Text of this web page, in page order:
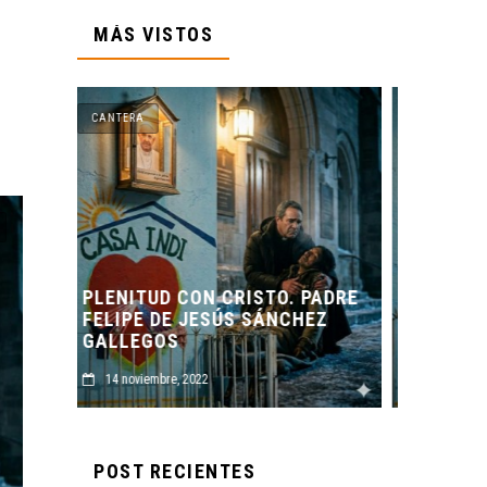
MÁS VISTOS
CANTERA
ORIGEN Y PROPÓSITO DE
CASA INDI
14 noviembre, 2022
POST RECIENTES